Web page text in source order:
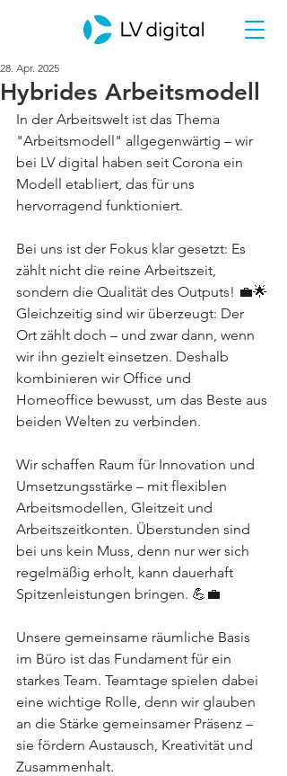
Hybrides Arbeitsmodell
28. Apr. 2025
In der Arbeitswelt ist das Thema
"Arbeitsmodell" allgegenwärtig – wir
bei LV digital haben seit Corona ein
Modell etabliert, das für uns
hervorragend funktioniert.
Bei uns ist der Fokus klar gesetzt: Es
zählt nicht die reine Arbeitszeit,
sondern die Qualität des Outputs! 💼🌟
Gleichzeitig sind wir überzeugt: Der
Ort zählt doch – und zwar dann, wenn
wir ihn gezielt einsetzen. Deshalb
kombinieren wir Office und
Homeoffice bewusst, um das Beste aus
beiden Welten zu verbinden.
Wir schaffen Raum für Innovation und
Umsetzungsstärke – mit flexiblen
Arbeitsmodellen, Gleitzeit und
Arbeitszeitkonten. Überstunden sind
bei uns kein Muss, denn nur wer sich
regelmäßig erholt, kann dauerhaft
Spitzenleistungen bringen. 💪💼
Unsere gemeinsame räumliche Basis
im Büro ist das Fundament für ein
starkes Team. Teamtage spielen dabei
eine wichtige Rolle, denn wir glauben
an die Stärke gemeinsamer Präsenz –
sie fördern Austausch, Kreativität und
Zusammenhalt.